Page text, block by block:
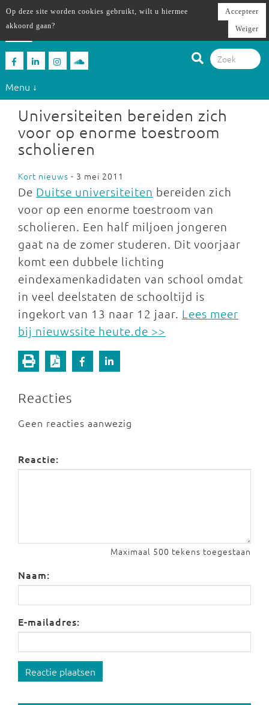
Menu ↓
Universiteiten bereiden zich
voor op enorme toestroom
scholieren
Kort nieuws - 3 mei 2011
De Duitse universiteiten bereiden zich
voor op een enorme toestroom van
scholieren. Een half miljoen jongeren
gaat na de zomer studeren. Dit voorjaar
komt een dubbele lichting
eindexamenkadidaten van school omdat
in veel deelstaten de schooltijd is
ingekort van 13 naar 12 jaar. Lees meer
bij nieuwssite heute.de >>
Reacties
Geen reacties aanwezig
Reactie:
Maximaal 500 tekens toegestaan
Naam:
E-mailadres:
Reactie plaatsen
Op deze site worden cookies gebruikt, wilt u hiermee
akkoord gaan?
Accepteer
Weiger